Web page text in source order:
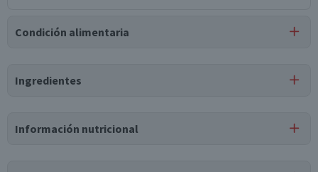
Condición alimentaria
Ingredientes
Información nutricional